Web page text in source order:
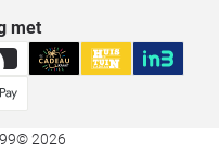
met
© 2026